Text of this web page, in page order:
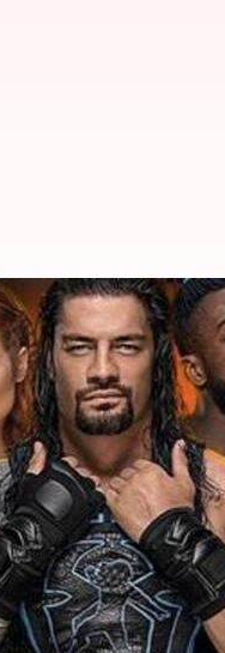
पर
की तैयारी में लग
में सुपर शोडाउन
का आयोजन करने